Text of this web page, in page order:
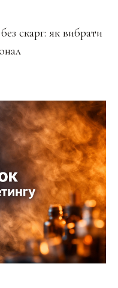
скарг: як вибрати